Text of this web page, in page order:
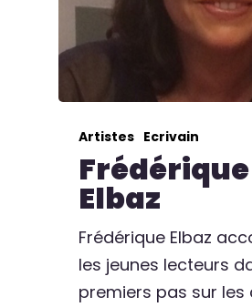
Artistes Ecrivain
Frédérique
Elbaz
Frédérique Elbaz
les jeunes lecteurs
premiers pas sur les